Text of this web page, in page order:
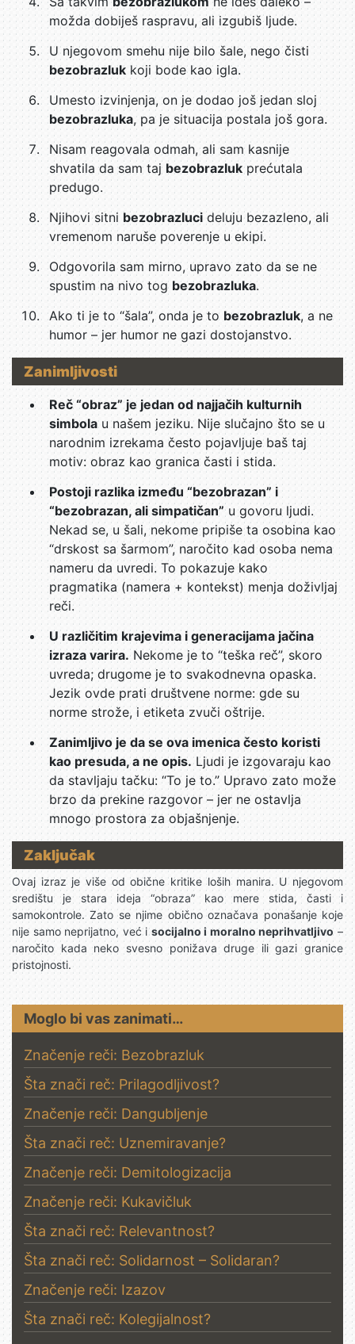
možda dobiješ raspravu, ali izgubiš ljude.
U njegovom smehu nije bilo šale, nego čisti
bezobrazluk koji bode kao igla.
Umesto izvinjenja, on je dodao još jedan sloj
bezobrazluka, pa je situacija postala još gora.
Nisam reagovala odmah, ali sam kasnije
shvatila da sam taj bezobrazlukprećutala
predugo.
Njihovi sitni bezobrazluci deluju bezazleno, ali
vremenom naruše poverenje u ekipi.
Odgovorila sam mirno, upravo zato da se ne
spustim na nivo tog bezobrazluka.
Ako ti je to “šala”, onda je to bezobrazluk, a ne
humor – jer humor ne gazi dostojanstvo.
Zanimljivosti
Reč “obraz” je jedan od najjačih kulturnih
simbolau našem jeziku. Nije slučajno što se u
narodnim izrekama često pojavljuje baš taj
motiv: obraz kao granica časti i stida.
Postoji razlika između “bezobrazan” i
“bezobrazan, ali simpatičan”u govoru ljudi.
Nekad se, u šali, nekome pripiše ta osobina kao
“drskost sa šarmom”, naročito kad osoba nema
nameru da uvredi. To pokazuje kako
pragmatika (namera + kontekst) menja doživljaj
reči.
U različitim krajevima i generacijama jačina
izraza varira.Nekome je to “teška reč”, skoro
uvreda; drugome je to svakodnevna opaska.
Jezik ovde prati društvene norme: gde su
norme strože, i etiketa zvuči oštrije.
Zanimljivo je da se ova imenica često koristi
kao presuda, a ne opis.Ljudi je izgovaraju kao
da stavljaju tačku: “To je to.” Upravo zato može
brzo da prekine razgovor – jer ne ostavlja
mnogo prostora za objašnjenje.
Zaključak
Ovaj izraz je više od obične kritike loših manira. U njegovom
središtu je stara ideja “obraza” kao mere stida, časti i
samokontrole. Zato se njime obično označava ponašanje koje
nije samo neprijatno, već isocijalno i moralno neprihvatljivo –
naročito kada neko svesno ponižava druge ili gazi granice
pristojnosti.
Moglo bi vas zanimati…
Značenje reči: Bezobrazluk
Šta znači reč: Prilagodljivost?
Značenje reči: Dangubljenje
Šta znači reč: Uznemiravanje?
Značenje reči: Demitologizacija
Značenje reči: Kukavičluk
Šta znači reč: Relevantnost?
Šta znači reč: Solidarnost – Solidaran?
Značenje reči: Izazov
Šta znači reč: Kolegijalnost?